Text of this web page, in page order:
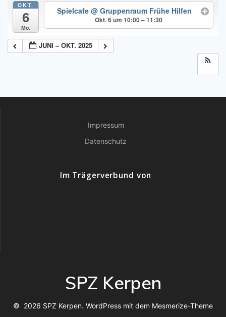
OKT.
6
Mo.
Spielcafe@ Gruppenraum Frühe Hilfen
Okt. 6 um 10:00 – 11:30
JUNI – OKT. 2025
Impressum
Datenschutz
Im Trägerverbund von
SPZ Kerpen
© 2026 SPZ Kerpen. WordPress mit dem Mesmerize-Theme